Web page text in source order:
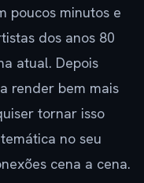
poucos minutos e
dos anos 80
atual. Depois
render bem mais
tornar isso
no seu
cena a cena.